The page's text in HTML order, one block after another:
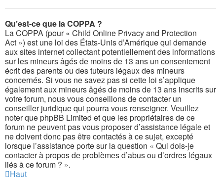
Qu’est-ce que la COPPA ?
La COPPA (pour « Child Online Privacy and Protection
Act ») est une loi des États-Unis d’Amérique qui demande
aux sites internet collectant potentiellement des informations
sur les mineurs âgés de moins de 13 ans un consentement
écrit des parents ou des tuteurs légaux des mineurs
concernés. Si vous ne savez pas si cette loi s’applique
également aux mineurs âgés de moins de 13 ans inscrits sur
votre forum, nous vous conseillons de contacter un
conseiller juridique qui pourra vous renseigner. Veuillez
noter que phpBB Limited et que les propriétaires de ce
forum ne peuvent pas vous proposer d’assistance légale et
ne doivent donc pas être contactés à ce sujet, excepté
lorsque l’assistance porte sur la question « Qui dois-je
contacter à propos de problèmes d’abus ou d’ordres légaux
liés à ce forum ? ».
Haut